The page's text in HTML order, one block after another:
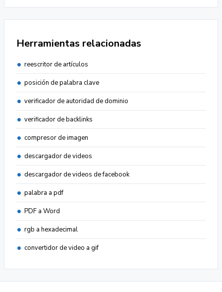
Herramientas relacionadas
reescritor de artículos
posición de palabra clave
verificador de autoridad de dominio
verificador de backlinks
compresor de imagen
descargador de videos
descargador de videos de facebook
palabra a pdf
PDF a Word
rgb a hexadecimal
convertidor de video a gif